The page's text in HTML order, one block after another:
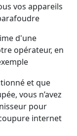
vos appareils
d'une
opérateur, en
et que
vous n’avez
pour
internet